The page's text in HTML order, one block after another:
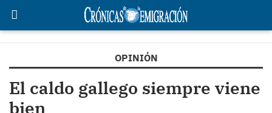
OPINIÓN
El caldo gallego siempre viene
bien